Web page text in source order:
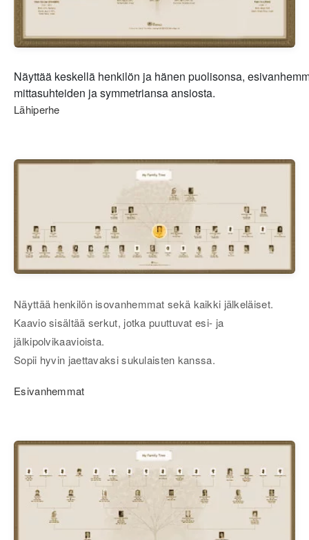
Näyttää keskellä henkilön ja hänen puolisonsa,
mittasuhteiden ja symmetriansa ansiosta.
Lähiperhe
Näyttää henkilön isovanhemmat sekä kaikki jälkeläiset.
Kaavio sisältää serkut, jotka puuttuvat esi- ja
jälkipolvikaavioista.
Sopii hyvin jaettavaksi sukulaisten kanssa.
Esivanhemmat